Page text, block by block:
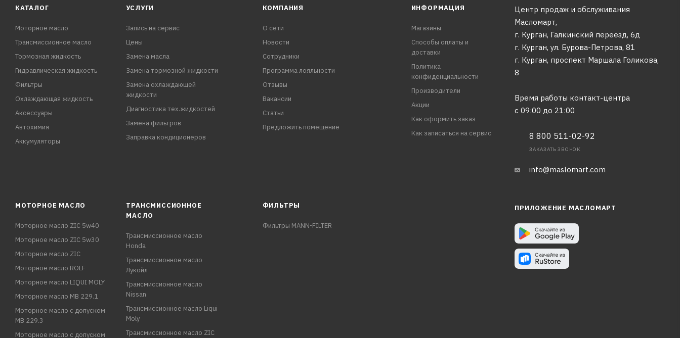
КАТАЛОГ
Моторное масло
Трансмиссионное масло
Тормозная жидкость
Гидравлическая жидкость
Фильтры
Охлаждающая жидкость
Аксессуары
Автохимия
Аккумуляторы
УСЛУГИ
Запись на сервис
Цены
Замена масла
Замена тормозной жидкости
Замена охлаждающей
жидкости
Диагностика тех.жидкостей
Замена фильтров
Заправка кондиционеров
КОМПАНИЯ
О сети
Новости
Сотрудники
Программа лояльности
Отзывы
Вакансии
Статьи
Предложить помещение
ИНФОРМАЦИЯ
Магазины
Способы оплаты и
доставки
Политика
конфиденциальности
Производители
Акции
Как оформить заказ
Как записаться на сервис
Центр продаж и обслуживания
Масломарт,
г. Курган, Галкинский переезд, 6д
г. Курган, ул. Бурова-Петрова, 81
г. Курган, проспект Маршала Голикова,
8
Время работы контакт-центра
с 09:00 до 21:00
8 800 511-02-92
ЗАКАЗАТЬ ЗВОНОК
info@maslomart.com
МОТОРНОЕ МАСЛО
Моторное масло ZIC 5w40
Моторное масло ZIC 5w30
Моторное масло ZIC
Моторное масло ROLF
Моторное масло LIQUI MOLY
Моторное масло MB 229.1
Моторное масло с допуском
MB 229.3
Моторное масло с допуском
ТРАНСМИССИОННОЕ
МАСЛО
Трансмиссионное масло
Honda
Трансмиссионное масло
Лукойл
Трансмиссионное масло
Nissan
Трансмиссионное масло Liqui
Moly
Трансмиссионное масло ZIC
ФИЛЬТРЫ
Фильтры MANN-FILTER
ПРИЛОЖЕНИЕ МАСЛОМАРТ